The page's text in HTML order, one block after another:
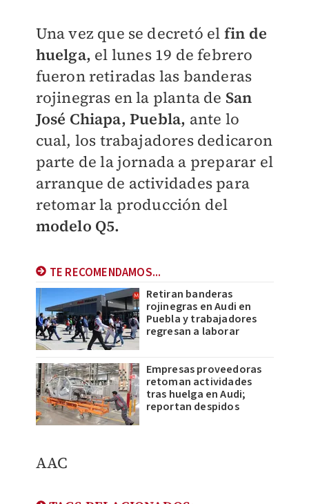
Una vez que se decretó el fin de
huelga, el lunes 19 de febrero
fueron retiradas las banderas
rojinegras en la planta de San
José Chiapa, Puebla, ante lo
cual, los trabajadores dedicaron
parte de la jornada a preparar el
arranque de actividades para
retomar la producción del
modelo Q5.
TE RECOMENDAMOS...
Retiran banderas
rojinegras en Audi en
Puebla y trabajadores
regresan a laborar
Empresas proveedoras
retoman actividades
tras huelga en Audi;
reportan despidos
AAC